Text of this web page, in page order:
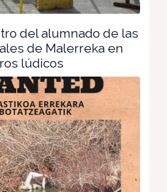
del alumnado de las
de Malerreka en
lúdicos